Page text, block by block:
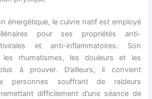
énergétique, le cuivre natif est employé
pour ses propriétés anti-
et anti-inflammatoires. Son
les rhumatismes, les douleurs et les
à prouver. D’ailleurs, il convient
personnes souffrant de raideurs
difficilement d’une séance de